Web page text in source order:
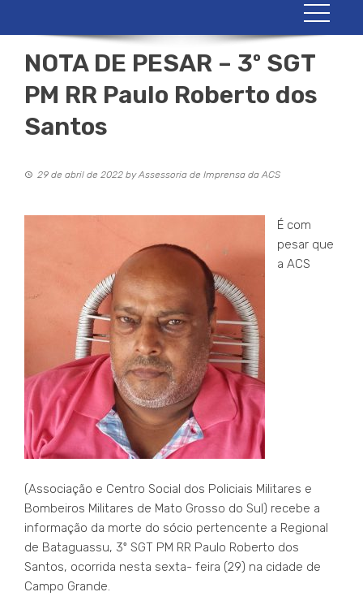
NOTA DE PESAR – 3º SGT
PM RR Paulo Roberto dos
Santos
29 de abril de 2022 byAssessoria de Imprensa da ACS
É com
pesar que
a ACS
(Associação e Centro Social dos Policiais Militares e
Bombeiros Militares de Mato Grosso do Sul) recebe a
informação da morte do sócio pertencente a Regional
de Bataguassu, 3º SGT PM RR Paulo Roberto dos
Santos, ocorrida nesta sexta- feira (29) na cidade de
Campo Grande.